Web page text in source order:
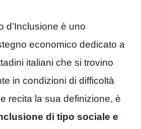
d’Inclusione è uno
economico dedicato a
italiani che si trovino
in condizioni di difficoltà
recita la sua definizione, è
di tipo sociale e